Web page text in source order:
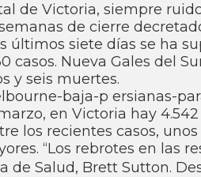
de Victoria, siempre
de cierre
últimos siete dí­as se ha
casos. Nueva Gales del
y seis muertes.
baja-p ersianas-
en Victoria hay 4.542
los recientes casos,
“Los rebrotes en las
de Salud, Brett Sutton.